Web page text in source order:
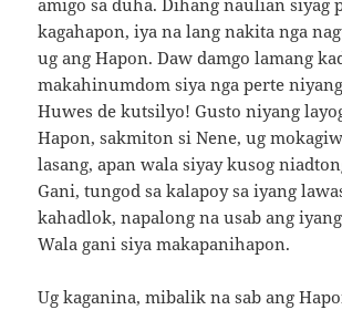
amigo sa duha. Dihang naulian siyag
kagahapon, iya na lang nakita nga
ug ang Hapon. Daw damgo lamang
makahinumdom siya nga perte
Huwes de kutsilyo! Gusto niyang
Hapon, sakmiton si Nene, ug
lasang, apan wala siyay kusog
Gani, tungod sa kalapoy sa iyang
kahadlok, napalong na usab ang
Wala gani siya makapanihapon.
Ug kaganina, mibalik na sab ang